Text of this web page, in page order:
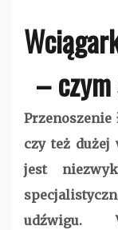
–
czy też dużej
jest
udźwigu.